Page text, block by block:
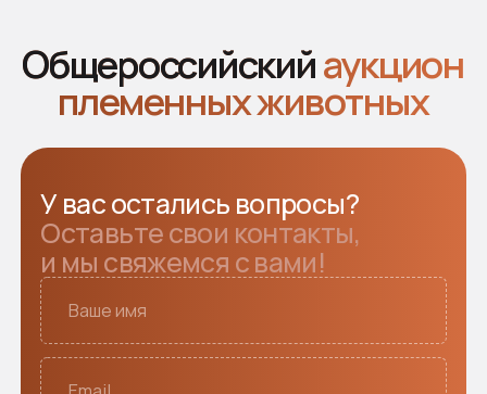
2026 © Все права защищены
Политика конфиденциальности